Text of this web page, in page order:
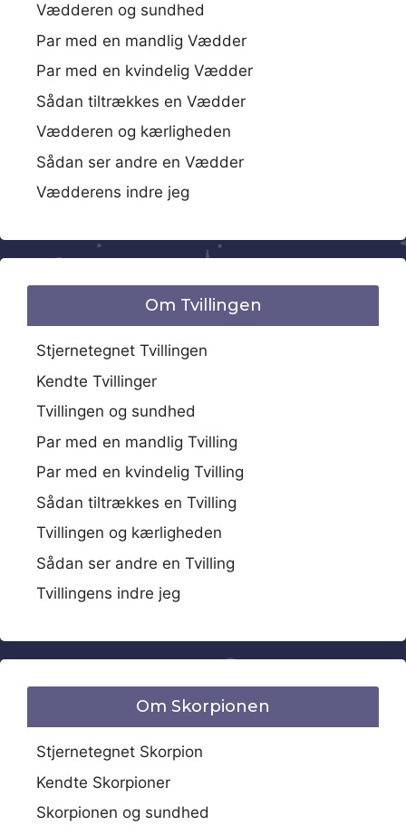
Vædderen og sundhed
Par med en mandlig Vædder
Par med en kvindelig Vædder
Sådan tiltrækkes en Vædder
Vædderen og kærligheden
Sådan ser andre en Vædder
Vædderens indre jeg
Om Tvillingen
Stjernetegnet Tvillingen
Kendte Tvillinger
Tvillingen og sundhed
Par med en mandlig Tvilling
Par med en kvindelig Tvilling
Sådan tiltrækkes en Tvilling
Tvillingen og kærligheden
Sådan ser andre en Tvilling
Tvillingens indre jeg
Om Skorpionen
Stjernetegnet Skorpion
Kendte Skorpioner
Skorpionen og sundhed